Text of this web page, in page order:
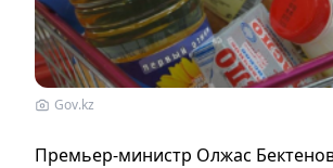
Gov.kz
Премьер-министр Олжас Бектенов